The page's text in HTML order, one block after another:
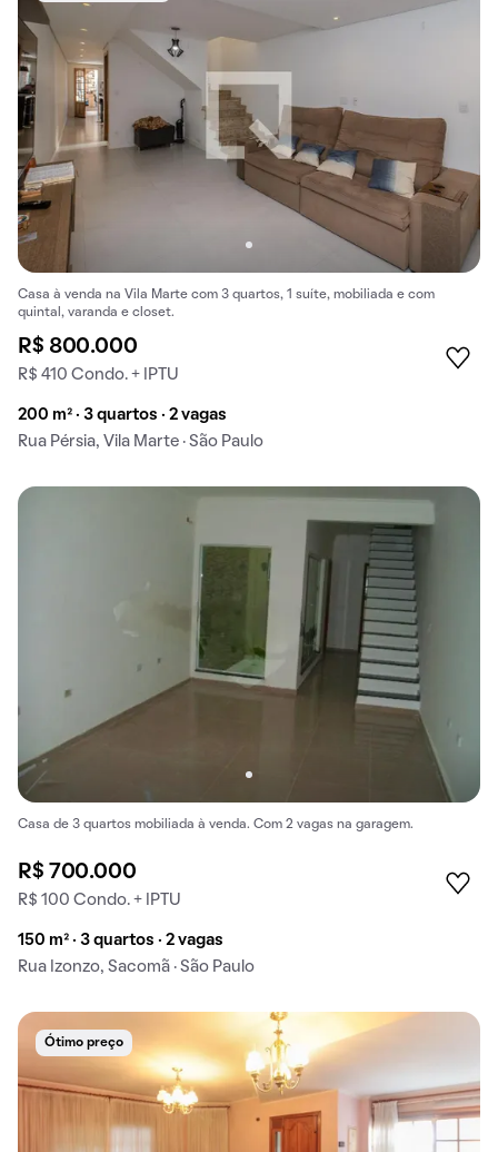
Casa à venda na Vila Marte com 3 quartos, 1 suíte, mobiliada e com
quintal, varanda e closet.
R$ 800.000
R$ 410 Condo. + IPTU
200 m² · 3 quartos · 2 vagas
Rua Pérsia, Vila Marte · São Paulo
Casa de 3 quartos mobiliada à venda. Com 2 vagas na garagem.
R$ 700.000
R$ 100 Condo. + IPTU
150 m² · 3 quartos · 2 vagas
Rua Izonzo, Sacomã · São Paulo
Ótimo preço